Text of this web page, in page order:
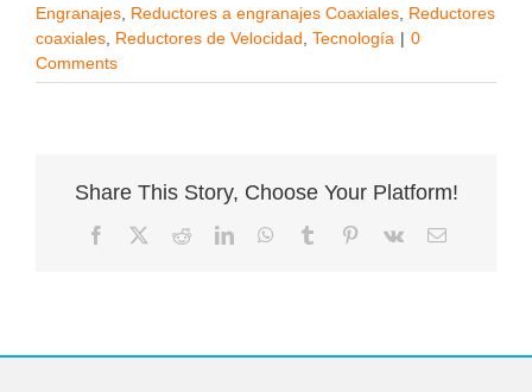
Engranajes, Reductores a engranajes Coaxiales, Reductores
coaxiales, Reductores de Velocidad, Tecnología | 0
Comments
Share This Story, Choose Your Platform!
Facebook RedditLinkedInWhatsApp
Tumblr Pinterest
Vk Email